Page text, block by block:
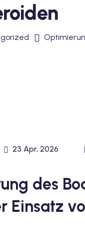
23 Apr, 2026
des
Einsatz